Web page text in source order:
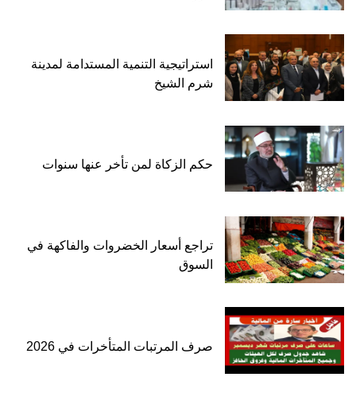
استراتيجية التنمية المستدامة لمدينة
شرم الشيخ
حكم الزكاة لمن تأخر عنها سنوات
تراجع أسعار الخضروات والفاكهة في
السوق
صرف المرتبات المتأخرات في 2026